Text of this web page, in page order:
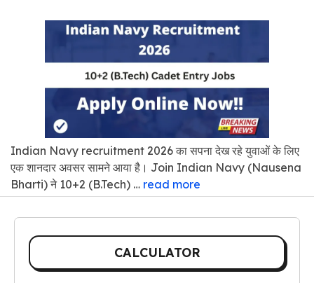
Indian Navy recruitment 2026 का सपना देख रहे युवाओं के लिए
एक शानदार अवसर सामने आया है। Join Indian Navy (Nausena
Bharti) ने 10+2 (B.Tech) … read more
CALCULATOR